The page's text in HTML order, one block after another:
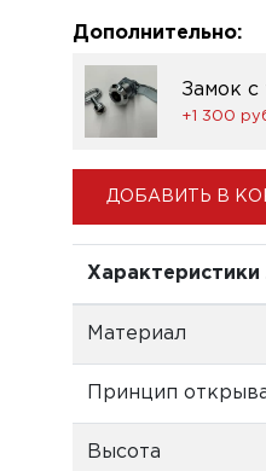
Дополнительно:
Замок с
+1 300
ДОБАВИТЬ В
Характеристики
Материал
Принцип
Высота